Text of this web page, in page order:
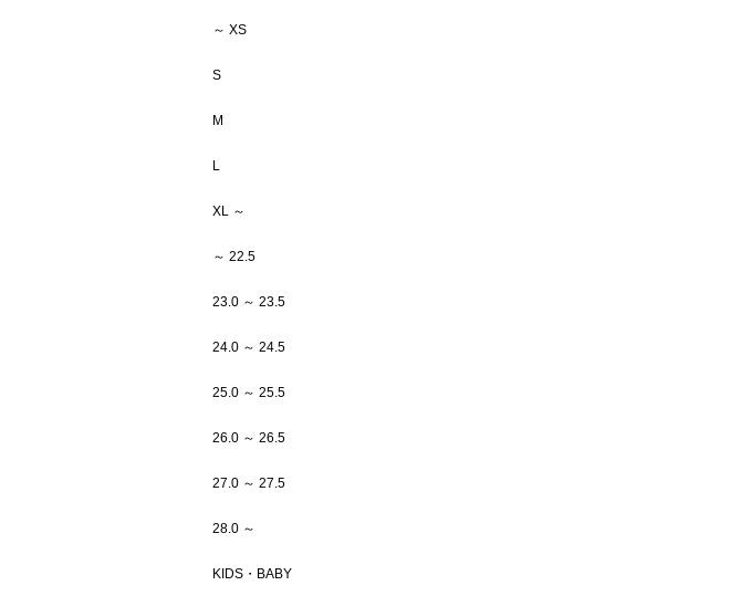
～ XS
S
M
L
XL ～
～ 22.5
23.0 ～ 23.5
24.0 ～ 24.5
25.0 ～ 25.5
26.0 ～ 26.5
27.0 ～ 27.5
28.0 ～
KIDS・BABY